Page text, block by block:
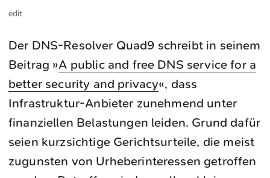
edit
Der DNS-Resolver Quad9 schreibt in seinem
Beitrag »A public and free DNS service for a
better security and privacy«, dass
Infrastruktur-Anbieter zunehmend unter
finanziellen Belastungen leiden. Grund dafür
seien kurzsichtige Gerichtsurteile, die meist
zugunsten von Urheberinteressen getroffen